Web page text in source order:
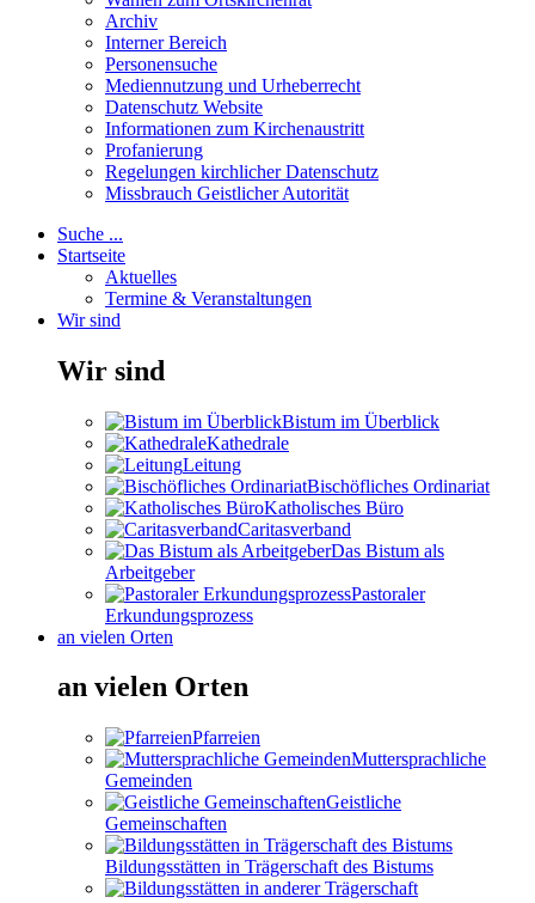
Archiv
Interner Bereich
Personensuche
Mediennutzung und Urheberrecht
Datenschutz Website
Informationen zum Kirchenaustritt
Profanierung
Regelungen kirchlicher Datenschutz
Missbrauch Geistlicher Autorität
Suche ...
Startseite
Aktuelles
Termine & Veranstaltungen
Wir sind
Wir sind
Bistum im Überblick
Kathedrale
Leitung
Bischöfliches Ordinariat
Katholisches Büro
Caritasverband
Das Bistum als
Arbeitgeber
Pastoraler
Erkundungsprozess
an vielen Orten
an vielen Orten
Pfarreien
Muttersprachliche
Gemeinden
Geistliche
Gemeinschaften
Bildungsstätten in Trägerschaft des Bistums